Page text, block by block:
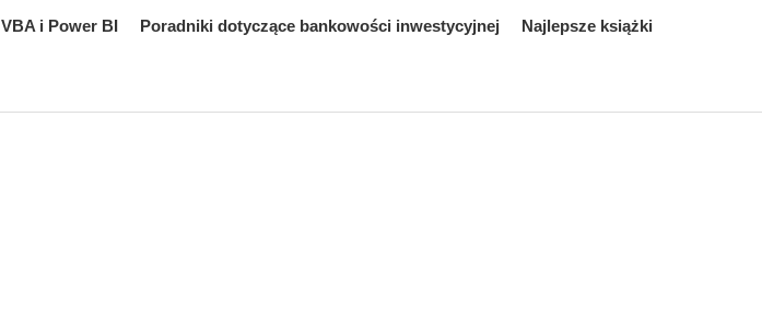
i Power BI Poradniki dotyczące bankowości inwestycyjnej Najlepsze książki